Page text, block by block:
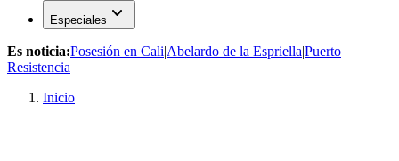
Especiales expand_more
Es noticia:Posesión en Cali|Abelardo de la Espriella|Puerto
Resistencia
Inicio